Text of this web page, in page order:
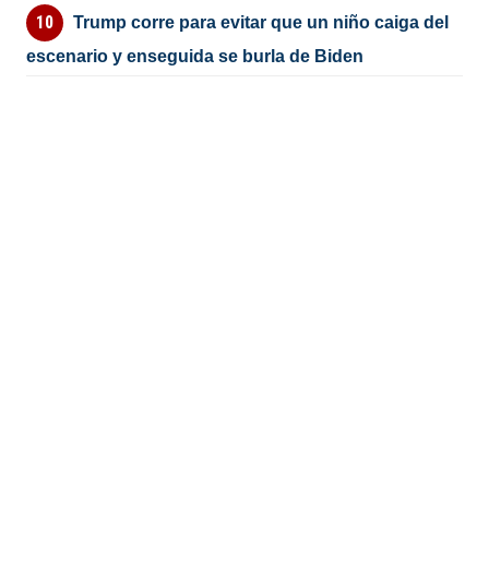
Trump corre para evitar que un niño caiga del
escenario y enseguida se burla de Biden